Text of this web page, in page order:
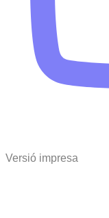
Versió impresa